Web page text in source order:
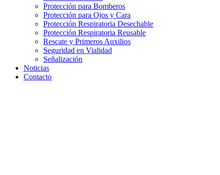
Protección para Bomberos
Protección para Ojos y Cara
Protección Respiratoria Desechable
Protección Respiratoria Reusable
Rescate y Primeros Auxilios
Seguridad en Vialidad
Señalización
Noticias
Contacto